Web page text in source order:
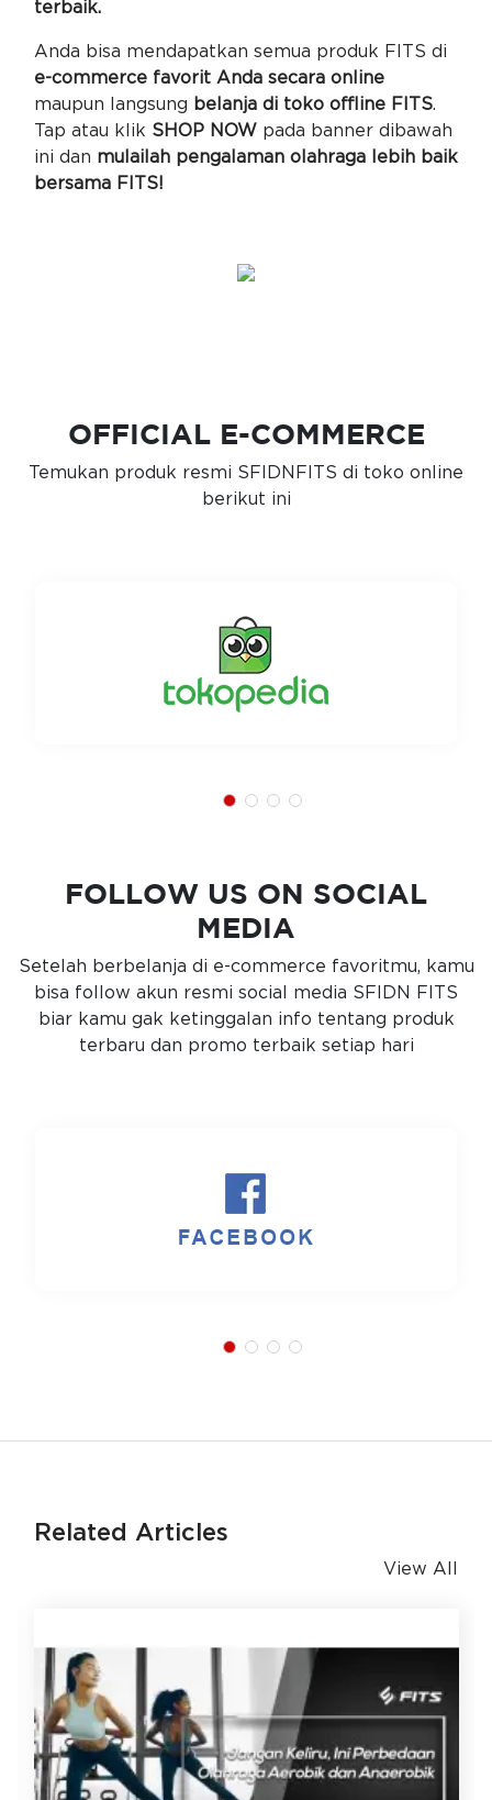
terbaik.
Anda bisa mendapatkan semua produk FITS di
e-commerce favorit Anda secara online
maupun langsung belanja di toko offline FITS.
Tap atau klik SHOP NOW pada banner dibawah
ini dan mulailah pengalaman olahraga lebih baik
bersama FITS!
OFFICIAL E-COMMERCE
Temukan produk resmi SFIDNFITS di toko online
berikut ini
FOLLOW US ON SOCIAL
MEDIA
Setelah berbelanja di e-commerce favoritmu, kamu
bisa follow akun resmi social media SFIDN FITS
biar kamu gak ketinggalan info tentang produk
terbaru dan promo terbaik setiap hari
Related Articles
View All